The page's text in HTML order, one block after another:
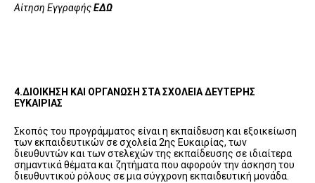
Αίτηση ΕγγραφήςΕΔΩ
4.ΔΙΟΙΚΗΣΗ ΚΑΙ ΟΡΓΑΝΩΣΗ ΣΤΑ ΣΧΟΛΕΙΑ ΔΕΥΤΕΡΗΣ
ΕΥΚΑΙΡΙΑΣ
Σκοπός του προγράμματος είναι η εκπαίδευση και εξοικείωση
των εκπαιδευτικών σε σχολεία 2ης Ευκαιρίας, των
διευθυντών και των στελεχών της εκπαίδευσης σε ιδιαίτερα
σημαντικά θέματα και ζητήματα που αφορούν την άσκηση του
διευθυντικού ρόλους σε μια σύγχρονη εκπαιδευτική μονάδα.